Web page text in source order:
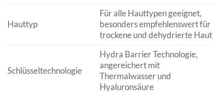
Hauttyp
Für alle Hauttypen geeignet,
besonders empfehlenswert für
trockene und dehydrierte Haut
Schlüsseltechnologie
Hydra Barrier Technologie,
angereichert mit
Thermalwasser und
Hyaluronsäure